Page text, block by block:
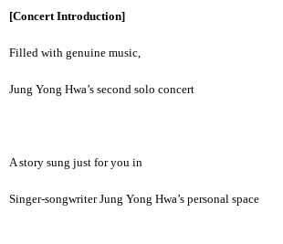
[Concert Introduction]
Filled with genuine music,
Jung Yong Hwa’s second solo concert
A story sung just for you in
Singer-songwriter Jung Yong Hwa’s personal space